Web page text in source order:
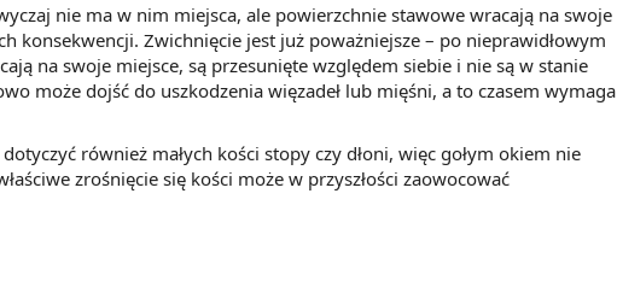
nie ma w nim miejsca, ale powierzchnie stawowe wracają na swoje
konsekwencji. Zwichnięcie jest już poważniejsze – po nieprawidłowym
na swoje miejsce, są przesunięte względem siebie i nie są w stanie
może dojść do uszkodzenia więzadeł lub mięśni, a to czasem wymaga
również małych kości stopy czy dłoni, więc gołym okiem nie
zrośnięcie się kości może w przyszłości zaowocować